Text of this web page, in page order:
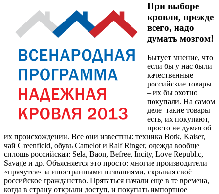
При выборе
кровли, прежде
всего, надо
думать мозгом!
Бытует мнение, что
если бы у нас были
качественные
российские товары
– их бы охотно
покупали. На самом
деле такие товары
есть, их покупают,
просто не думая об
их происхождении. Все они известны: техника Bork, Kaiser,
чай Greenfield, обувь Camelot и Ralf Ringer, одежда вообще
сплошь российская: Sela, Baon, Befree, Incity, Love Republic,
Savage и др. Объясняется это просто: многие производители
«прячутся» за иностранными названиями, скрывая своё
российское гражданство. Прятаться начали еще в те времена,
когда в страну открыли доступ, и покупать импортное